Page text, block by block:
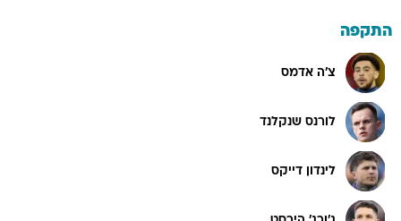
התקפה
צ'ה אדמס
לורנס שנקלנד
לינדון דייקס